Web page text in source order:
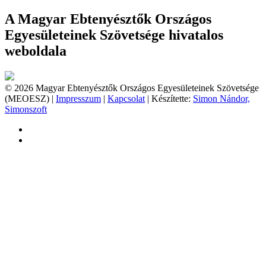
A Magyar Ebtenyésztők Országos
Egyesületeinek Szövetsége hivatalos
weboldala
© 2026 Magyar Ebtenyésztők Országos Egyesületeinek Szövetsége
(MEOESZ) | Impresszum | Kapcsolat | Készítette: Simon Nándor,
Simonszoft